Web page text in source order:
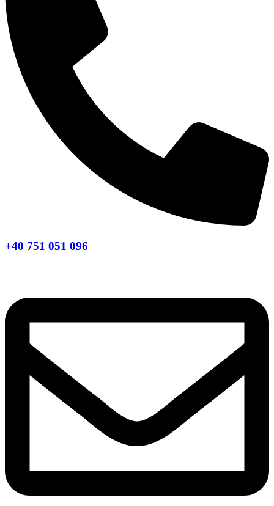
+40 751 051 096